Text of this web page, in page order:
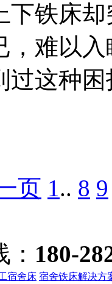
下铁床
，难以
过这种
页 1.. 8 9
180-
宿舍床 宿舍铁床解决方